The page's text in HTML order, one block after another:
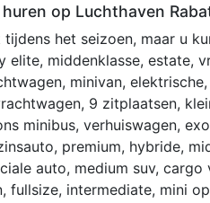
op Luchthaven
het seizoen, maar u
elite, middenklasse, estate,
minivan,
9 zitplaatsen,
minibus, verhuiswagen,
premium, hybride,
auto, medium suv,
fullsize, intermediate, mini